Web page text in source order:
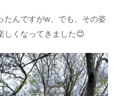
たんですがw、でも、その姿
しくなってきました😊